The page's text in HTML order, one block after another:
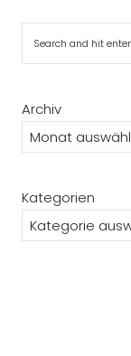
Archiv
Kategorien